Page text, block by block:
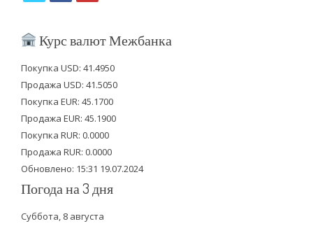
i
t
e
r
c
b
o
o
k
u
u
b
e
Курс валют Межбанка
Покупка USD: 41.4950
Продажа USD: 41.5050
Покупка EUR: 45.1700
Продажа EUR: 45.1900
Покупка RUR: 0.0000
Продажа RUR: 0.0000
Обновлено: 15:31 19.07.2024
Погода на 3 дня
Суббота, 8 августа